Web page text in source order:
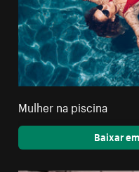
Mulher na piscina
Baixar